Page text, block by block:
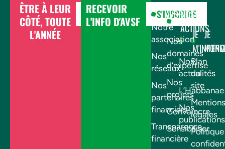
ÊTRE À LEUR
CÔTÉ, TOUTE
L'ANNÉE
DONNER
RECEVOIR
L'INFO D'AVSF
S'INSCRIRE
AVSF
Notre
association
Nos
réseaux
Nos
partenaires
financiers
Transparence
financière
NOS
ACTIONS
Nos
domaines
d’expertise
Nos
projets
Convaincre
Sensibiliser
JE
Nos
actualités
L’Habbanae
Nos
publications
JE
Plan
du
site
Mentions
légales